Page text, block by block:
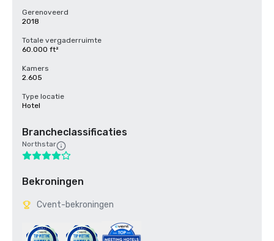
Gerenoveerd
2018
Totale vergaderruimte
60.000 ft²
Kamers
2.605
Type locatie
Hotel
Brancheclassificaties
Northstar
Bekroningen
Cvent-bekroningen